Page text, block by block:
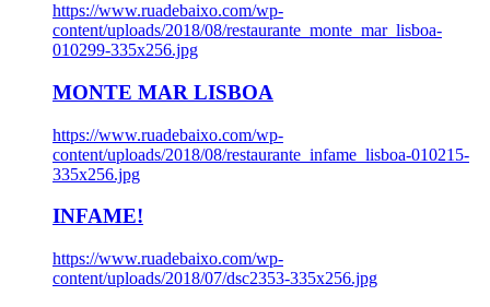
https://www.ruadebaixo.com/wp-
content/uploads/2018/08/restaurante_monte_mar_lisboa-
010299-335x256.jpg
MONTE MAR LISBOA
https://www.ruadebaixo.com/wp-
content/uploads/2018/08/restaurante_infame_lisboa-010215-
335x256.jpg
INFAME!
https://www.ruadebaixo.com/wp-
content/uploads/2018/07/dsc2353-335x256.jpg